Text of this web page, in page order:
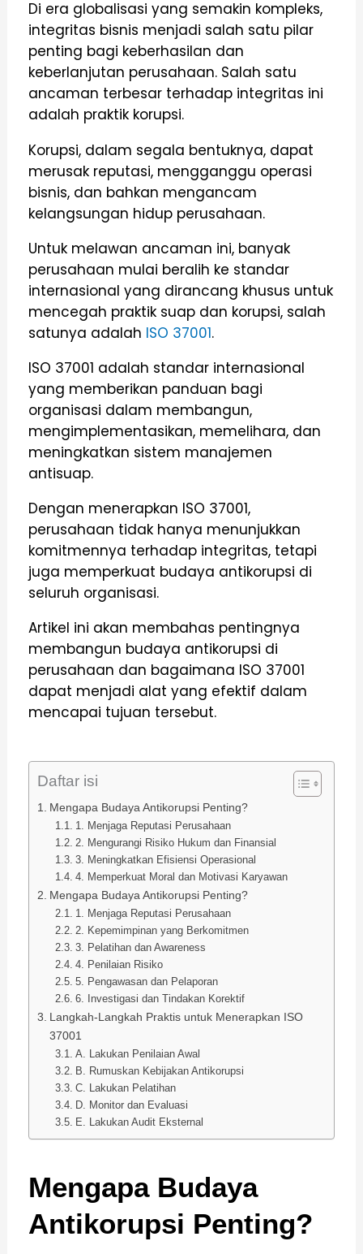
Di era globalisasi yang semakin kompleks,
integritas bisnis menjadi salah satu pilar
penting bagi keberhasilan dan
keberlanjutan perusahaan. Salah satu
ancaman terbesar terhadap integritas ini
adalah praktik korupsi.
Korupsi, dalam segala bentuknya, dapat
merusak reputasi, mengganggu operasi
bisnis, dan bahkan mengancam
kelangsungan hidup perusahaan.
Untuk melawan ancaman ini, banyak
perusahaan mulai beralih ke standar
internasional yang dirancang khusus untuk
mencegah praktik suap dan korupsi, salah
satunya adalah ISO 37001.
ISO 37001 adalah standar internasional
yang memberikan panduan bagi
organisasi dalam membangun,
mengimplementasikan, memelihara, dan
meningkatkan sistem manajemen
antisuap.
Dengan menerapkan ISO 37001,
perusahaan tidak hanya menunjukkan
komitmennya terhadap integritas, tetapi
juga memperkuat budaya antikorupsi di
seluruh organisasi.
Artikel ini akan membahas pentingnya
membangun budaya antikorupsi di
perusahaan dan bagaimana ISO 37001
dapat menjadi alat yang efektif dalam
mencapai tujuan tersebut.
Daftar isi
Mengapa Budaya Antikorupsi Penting?
1. Menjaga Reputasi Perusahaan
2. Mengurangi Risiko Hukum dan Finansial
3. Meningkatkan Efisiensi Operasional
4. Memperkuat Moral dan Motivasi Karyawan
Mengapa Budaya Antikorupsi Penting?
1. Menjaga Reputasi Perusahaan
2. Kepemimpinan yang Berkomitmen
3. Pelatihan dan Awareness
4. Penilaian Risiko
5. Pengawasan dan Pelaporan
6. Investigasi dan Tindakan Korektif
Langkah-Langkah Praktis untuk Menerapkan ISO
37001
A. Lakukan Penilaian Awal
B. Rumuskan Kebijakan Antikorupsi
C. Lakukan Pelatihan
D. Monitor dan Evaluasi
E. Lakukan Audit Eksternal
Mengapa Budaya
Antikorupsi Penting?